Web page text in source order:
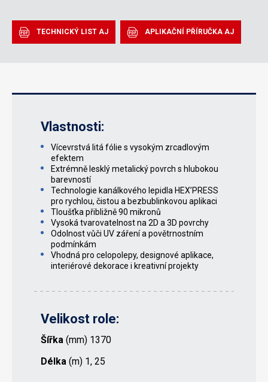
TECHNICKÝ LIST AJ APLIKAČNÍ PŘÍRUČKA AJ
Vlastnosti:
Vícevrstvá litá fólie s vysokým zrcadlovým
efektem
Extrémně lesklý metalický povrch s hlubokou
barevností
Technologie kanálkového lepidla HEX’PRESS
pro rychlou, čistou a bezbublinkovou aplikaci
Tloušťka přibližně 90 mikronů
Vysoká tvarovatelnost na 2D a 3D povrchy
Odolnost vůči UV záření a povětrnostním
podmínkám
Vhodná pro celopolepy, designové aplikace,
interiérové dekorace i kreativní projekty
Velikost role:
Šířka (mm) 1370
Délka (m) 1, 25